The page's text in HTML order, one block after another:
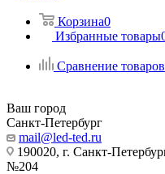
Корзина0
Избранные товары
Сравнение товаров
Ваш город
Санкт-Петербург
mail@led-ted.ru
190020, г. Санкт-
№204